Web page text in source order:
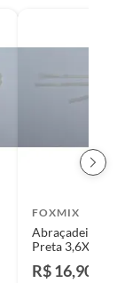
FOXMIX
Abraçadeira
Preta
Unidades
R$ 16,90